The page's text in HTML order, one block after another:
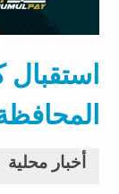
أخبار محلية